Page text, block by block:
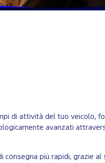
di attività del tuo veicolo,
avanzati
consegna più rapidi, grazie al